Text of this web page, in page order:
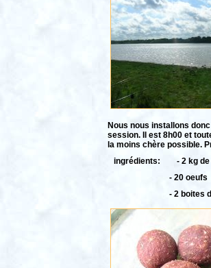
Nous nous installons
session. Il est 8h00 et
la moins chère possible.
ingrédients: - 2 kg de
- 20
- 2 boites de